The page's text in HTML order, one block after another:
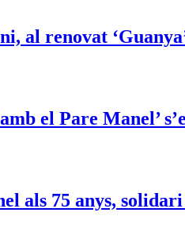
al renovat
el Pare Manel’
als 75 anys,